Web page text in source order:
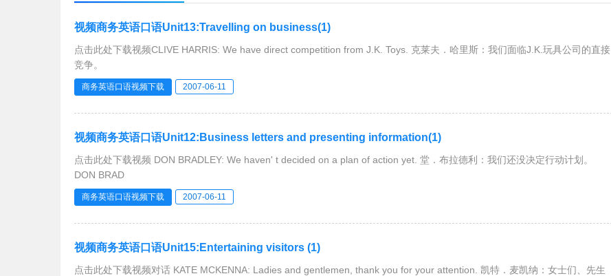
视频商务英语口语Unit13:Travelling on business(1)
点击此处下载视频CLIVE HARRIS: We have direct competition from J.K. Toys. 克莱夫．哈里斯：我们面临J.K.玩具公司的直接
竞争。
商务英语口语视频下载 2007-06-11
视频商务英语口语Unit12:Business letters and presenting information(1)
点击此处下载视频 DON BRADLEY: We haven' t decided on a plan of action yet. 堂．布拉德利：我们还没决定行动计划。
DON BRAD
商务英语口语视频下载 2007-06-11
视频商务英语口语Unit15:Entertaining visitors (1)
点击此处下载视频对话 KATE MCKENNA: Ladies and gentlemen, thank you for your attention. 凯特．麦凯纳：女士们、先生